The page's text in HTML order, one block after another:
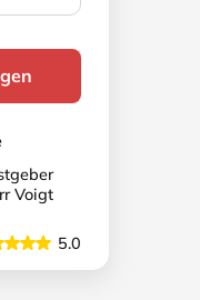
Voigt
5.0